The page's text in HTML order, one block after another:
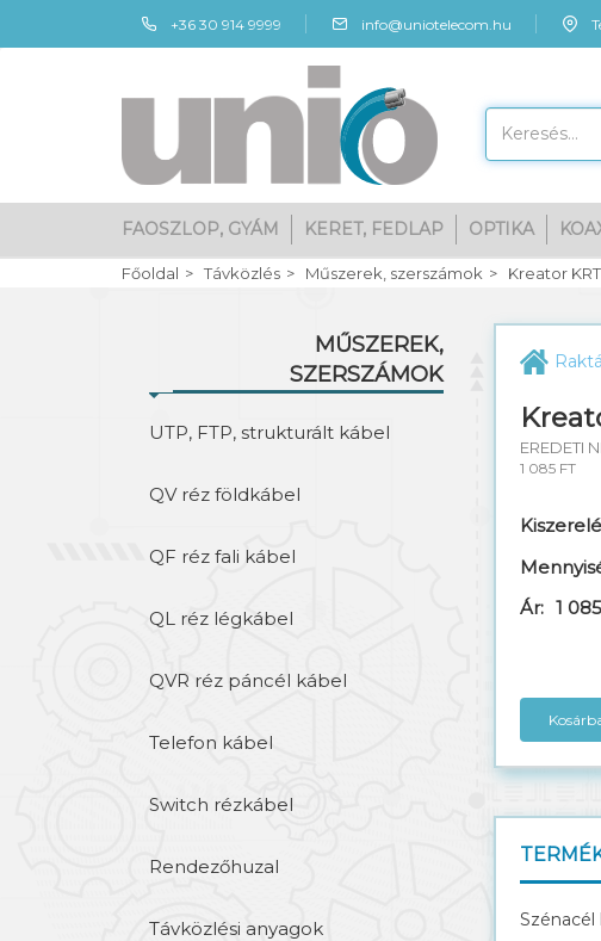
+36 30 914 9999 info@uniotelecom.hu
FAOSZLOP, GYÁM KERET, FEDLAP OPTIKA
Főoldal Távközlés Műszerek, szerszámok Kreator
MŰSZEREK,
SZERSZÁMOK
UTP, FTP, strukturált kábel
QV réz földkábel
QF réz fali kábel
QL réz légkábel
QVR réz páncél kábel
Telefon kábel
Switch rézkábel
Rendezőhuzal
Távközlési anyagok
EREDETI
1 085 FT
Ár: 1